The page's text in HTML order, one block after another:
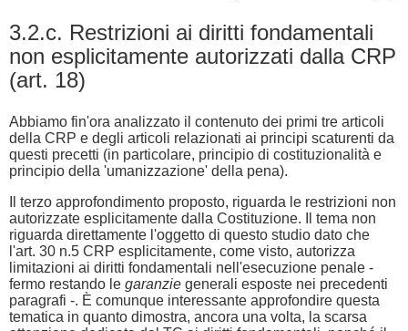
3.2.c. Restrizioni ai diritti fondamentali
non esplicitamente autorizzati dalla CRP
(art. 18)
Abbiamo fin'ora analizzato il contenuto dei primi tre articoli
della CRP e degli articoli relazionati ai principi scaturenti da
questi precetti (in particolare, principio di costituzionalità e
principio della 'umanizzazione' della pena).
Il terzo approfondimento proposto, riguarda le restrizioni non
autorizzate esplicitamente dalla Costituzione. Il tema non
riguarda direttamente l'oggetto di questo studio dato che
l'art. 30 n.5 CRP esplicitamente, come visto, autorizza
limitazioni ai diritti fondamentali nell'esecuzione penale -
fermo restando le garanzie generali esposte nei precedenti
paragrafi -. È comunque interessante approfondire questa
tematica in quanto dimostra, ancora una volta, la scarsa